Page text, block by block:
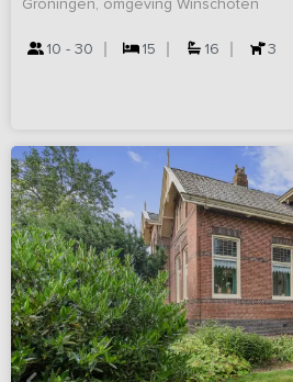
Groningen, omgeving Winschoten
10 - 30 15 16 3